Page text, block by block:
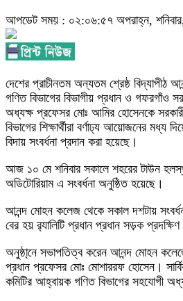
আপডেট সময় : ০২:০৬:৫৭ অপরাহ্ন,
দেশের প্রাচীনতম অন্যতম শ্রেষ্ঠ বিদ্যাপীঠ
গণিত বিভাগের বিভাগীয় প্রধান ও গফরগাঁও
অধ্যক্ষ প্রফেসর মোঃ আমির হোসেনকে
বিভাগের শিক্ষার্থীরা বর্ণাঢ্য আয়োজনের মধ্য
বিদায় সংবর্ধনা প্রদান করা হয়েছে।
আজ ১০ মে শনিবার সকালে শহরের টাউন
অডিটোরিয়াম এ সংবর্ধনা অনুষ্ঠিত হয়েছে।
আনন্দ মোহন কলেজ থেকে সকাল দশটায়
বের হয় র‌্যালিটি প্রধান প্রধান সড়ক
অনুষ্ঠা্নে সভাপতিত্ব করেন আনন্দ মোহন
প্রধান প্রফেসর মোঃ মোশাররফ হোসেন।
কমিটির আহ্বায়ক গণিত বিভাগের সহযোগী